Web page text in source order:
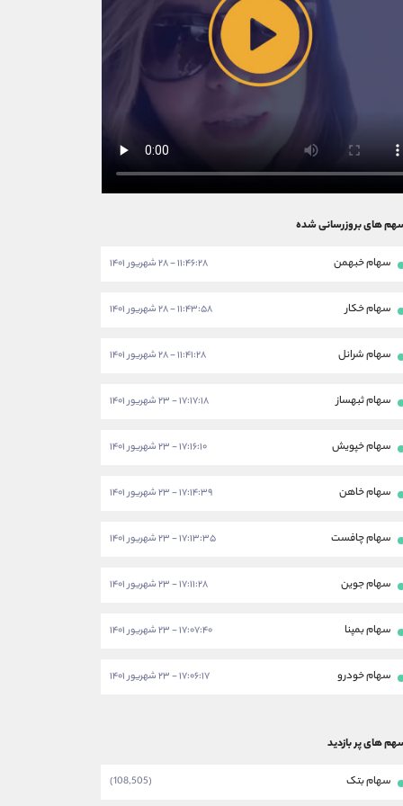
های بروزرسانی شده
سهام خبهمن ۱۱:۴۶:۲۸ - ۲۸ شهریور ۱۴۰۱
سهام خکار ۱۱:۴۳:۵۸ - ۲۸ شهریور ۱۴۰۱
سهام شرانل ۱۱:۴۱:۲۸ - ۲۸ شهریور ۱۴۰۱
سهام ثبهساز ۱۷:۱۷:۱۸ - ۲۳ شهریور ۱۴۰۱
سهام خپویش ۱۷:۱۶:۱۰ - ۲۳ شهریور ۱۴۰۱
سهام خاهن ۱۷:۱۴:۳۹ - ۲۳ شهریور ۱۴۰۱
سهام چافست ۱۷:۱۳:۳۵ - ۲۳ شهریور ۱۴۰۱
سهام جوین ۱۷:۱۱:۲۸ - ۲۳ شهریور ۱۴۰۱
سهام بمپنا ۱۷:۰۷:۴۰ - ۲۳ شهریور ۱۴۰۱
سهام خودرو ۱۷:۰۶:۱۷ - ۲۳ شهریور ۱۴۰۱
های پر بازدید
سهام بتک (108,505)